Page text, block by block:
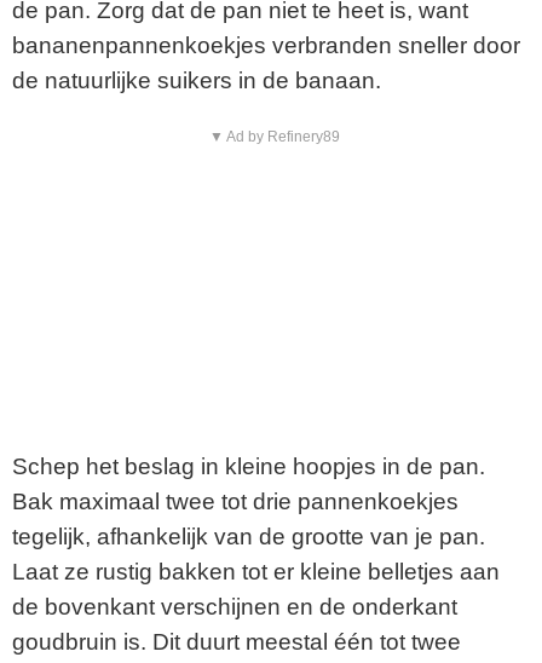
de pan. Zorg dat de pan niet te heet is, want
bananenpannenkoekjes verbranden sneller door
de natuurlijke suikers in de banaan.
▼ Ad by Refinery89
Schep het beslag in kleine hoopjes in de pan.
Bak maximaal twee tot drie pannenkoekjes
tegelijk, afhankelijk van de grootte van je pan.
Laat ze rustig bakken tot er kleine belletjes aan
de bovenkant verschijnen en de onderkant
goudbruin is. Dit duurt meestal één tot twee